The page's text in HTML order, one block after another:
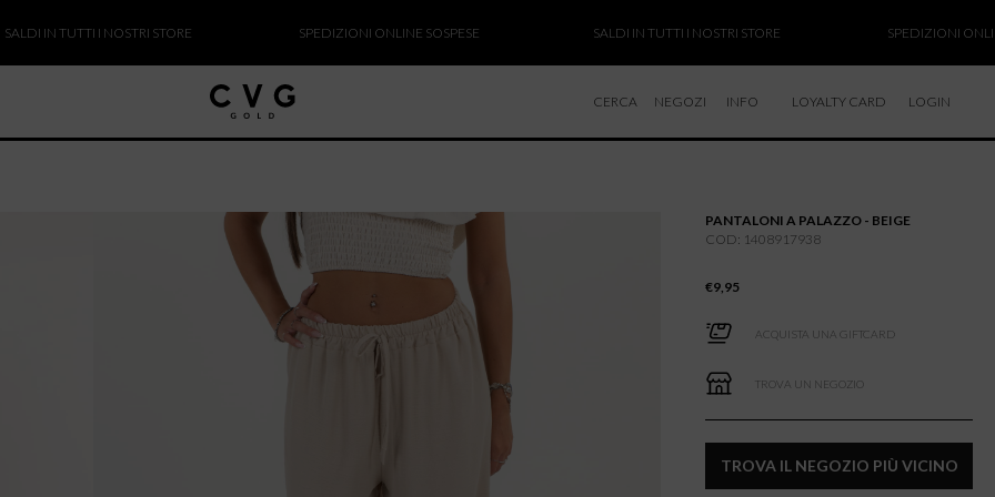
IN TUTTI I NOSTRI STORE SPEDIZIONI ONLINE SOSPESE SALDI IN TUTTI I NOSTRI STORE SPEDIZIONI ONLINE
CERCA NEGOZI INFO
RESI E RIMBORSI
LOYALTY CARD LOGIN
PANTALONI A PALAZZO - BEIGE
COD: 1408917938
€9,95
ACQUISTA UNA GIFTCARD
TROVA UN NEGOZIO
TROVA IL NEGOZIO PIÙ VICINO